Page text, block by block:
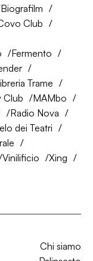
Biografilm
Club
Fermento
Trame
Club
MAMbo
Radio Nova
dei Teatri
Vinilificio
Xing
Chi siamo